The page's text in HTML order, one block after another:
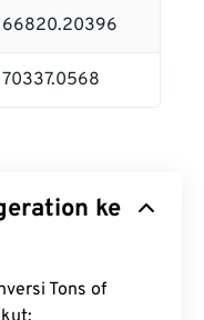
66820.20396
70337.0568
ke
Tons of